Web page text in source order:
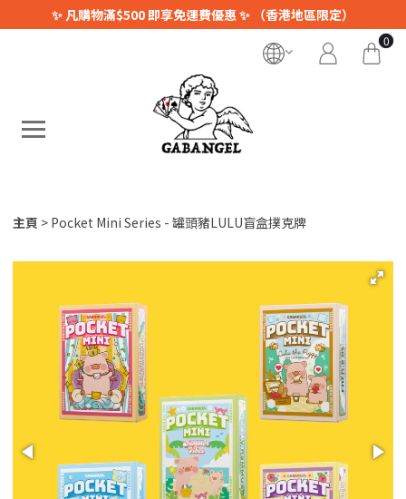
✨ 凡購物滿$500 即享免運費優惠 ✨ （香港地區限定）
0
主頁 Pocket Mini Series - 罐頭豬LULU盲盒撲克牌